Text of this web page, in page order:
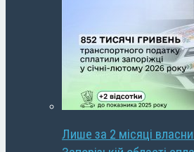
Лише за 2 місяці